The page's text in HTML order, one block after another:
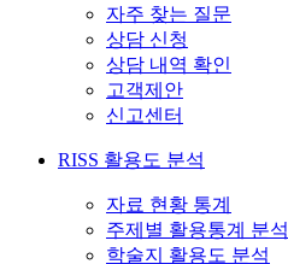
자주 찾는 질문
상담 신청
상담 내역 확인
고객제안
신고센터
RISS 활용도 분석
자료 현황 통계
주제별 활용통계 분석
학술지 활용도 분석